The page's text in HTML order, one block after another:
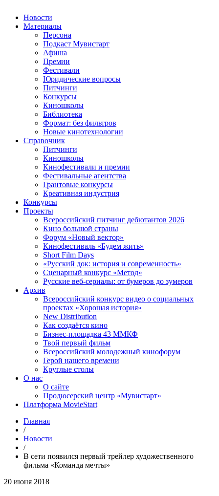
Новости
Материалы
Персона
Подкаст Мувистарт
Афиша
Премии
Фестивали
Юридические вопросы
Питчинги
Конкурсы
Киношколы
Библиотека
Формат: без фильтров
Новые кинотехнологии
Справочник
Питчинги
Киношколы
Кинофестивали и премии
Фестивальные агентства
Грантовые конкурсы
Креативная индустрия
Конкурсы
Проекты
Всероссийский питчинг дебютантов 2026
Кино большой страны
Форум «Новый вектор»
Кинофестиваль «Будем жить»
Short Film Days
«Русский док: история и современность»
Сценарный конкурс «Метод»
Русские веб-сериалы: от бумеров до зумеров
Архив
Всероссийский конкурс видео о социальных
проектах «Хорошая история»
New Distribution
Как создаётся кино
Бизнес-площадка 43 ММКФ
Твой первый фильм
Всероссийский молодежный кинофорум
Герой нашего времени
Круглые столы
О нас
О сайте
Продюсерский центр «Мувистарт»
Платформа MovieStart
Главная
/
Новости
/
В сети появился первый трейлер художественного
фильма «Команда мечты»
20 июня 2018